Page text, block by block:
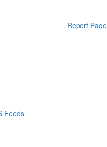
Report Page
Feeds